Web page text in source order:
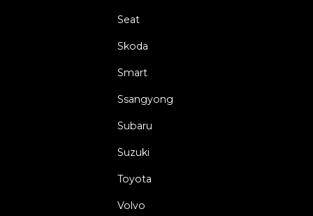
Seat
Skoda
Smart
Ssangyong
Subaru
Suzuki
Toyota
Volvo